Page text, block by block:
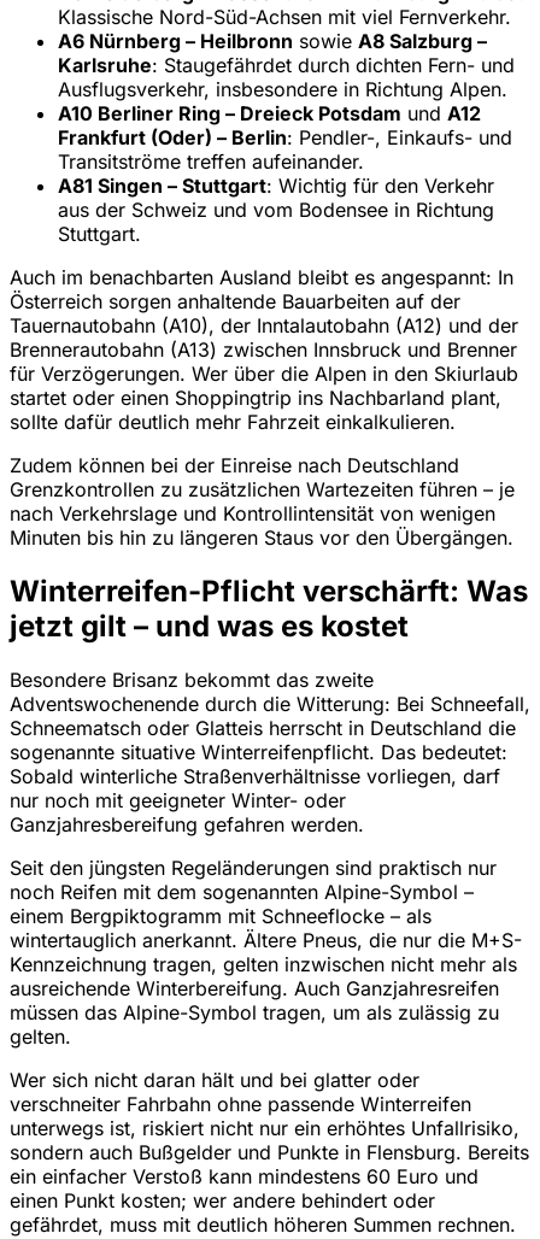
Klassische Nord-Süd-Achsen mit viel Fernverkehr.
A6 Nürnberg – Heilbronn sowie A8 Salzburg –
Karlsruhe: Staugefährdet durch dichten Fern- und
Ausflugsverkehr, insbesondere in Richtung Alpen.
A10 Berliner Ring – Dreieck Potsdam und A12
Frankfurt (Oder) – Berlin: Pendler-, Einkaufs- und
Transitströme treffen aufeinander.
A81 Singen – Stuttgart: Wichtig für den Verkehr
aus der Schweiz und vom Bodensee in Richtung
Stuttgart.
Auch im benachbarten Ausland bleibt es angespannt: In
Österreich sorgen anhaltende Bauarbeiten auf der
Tauernautobahn (A10), der Inntalautobahn (A12) und der
Brennerautobahn (A13) zwischen Innsbruck und Brenner
für Verzögerungen. Wer über die Alpen in den Skiurlaub
startet oder einen Shoppingtrip ins Nachbarland plant,
sollte dafür deutlich mehr Fahrzeit einkalkulieren.
Zudem können bei der Einreise nach Deutschland
Grenzkontrollen zu zusätzlichen Wartezeiten führen – je
nach Verkehrslage und Kontrollintensität von wenigen
Minuten bis hin zu längeren Staus vor den Übergängen.
Winterreifen-Pflicht verschärft: Was
jetzt gilt – und was es kostet
Besondere Brisanz bekommt das zweite
Adventswochenende durch die Witterung: Bei Schneefall,
Schneematsch oder Glatteis herrscht in Deutschland die
sogenannte situative Winterreifenpflicht. Das bedeutet:
Sobald winterliche Straßenverhältnisse vorliegen, darf
nur noch mit geeigneter Winter- oder
Ganzjahresbereifung gefahren werden.
Seit den jüngsten Regeländerungen sind praktisch nur
noch Reifen mit dem sogenannten Alpine-Symbol –
einem Bergpiktogramm mit Schneeflocke – als
wintertauglich anerkannt. Ältere Pneus, die nur die M+S-
Kennzeichnung tragen, gelten inzwischen nicht mehr als
ausreichende Winterbereifung. Auch Ganzjahresreifen
müssen das Alpine-Symbol tragen, um als zulässig zu
gelten.
Wer sich nicht daran hält und bei glatter oder
verschneiter Fahrbahn ohne passende Winterreifen
unterwegs ist, riskiert nicht nur ein erhöhtes Unfallrisiko,
sondern auch Bußgelder und Punkte in Flensburg. Bereits
ein einfacher Verstoß kann mindestens 60 Euro und
einen Punkt kosten; wer andere behindert oder
gefährdet, muss mit deutlich höheren Summen rechnen.